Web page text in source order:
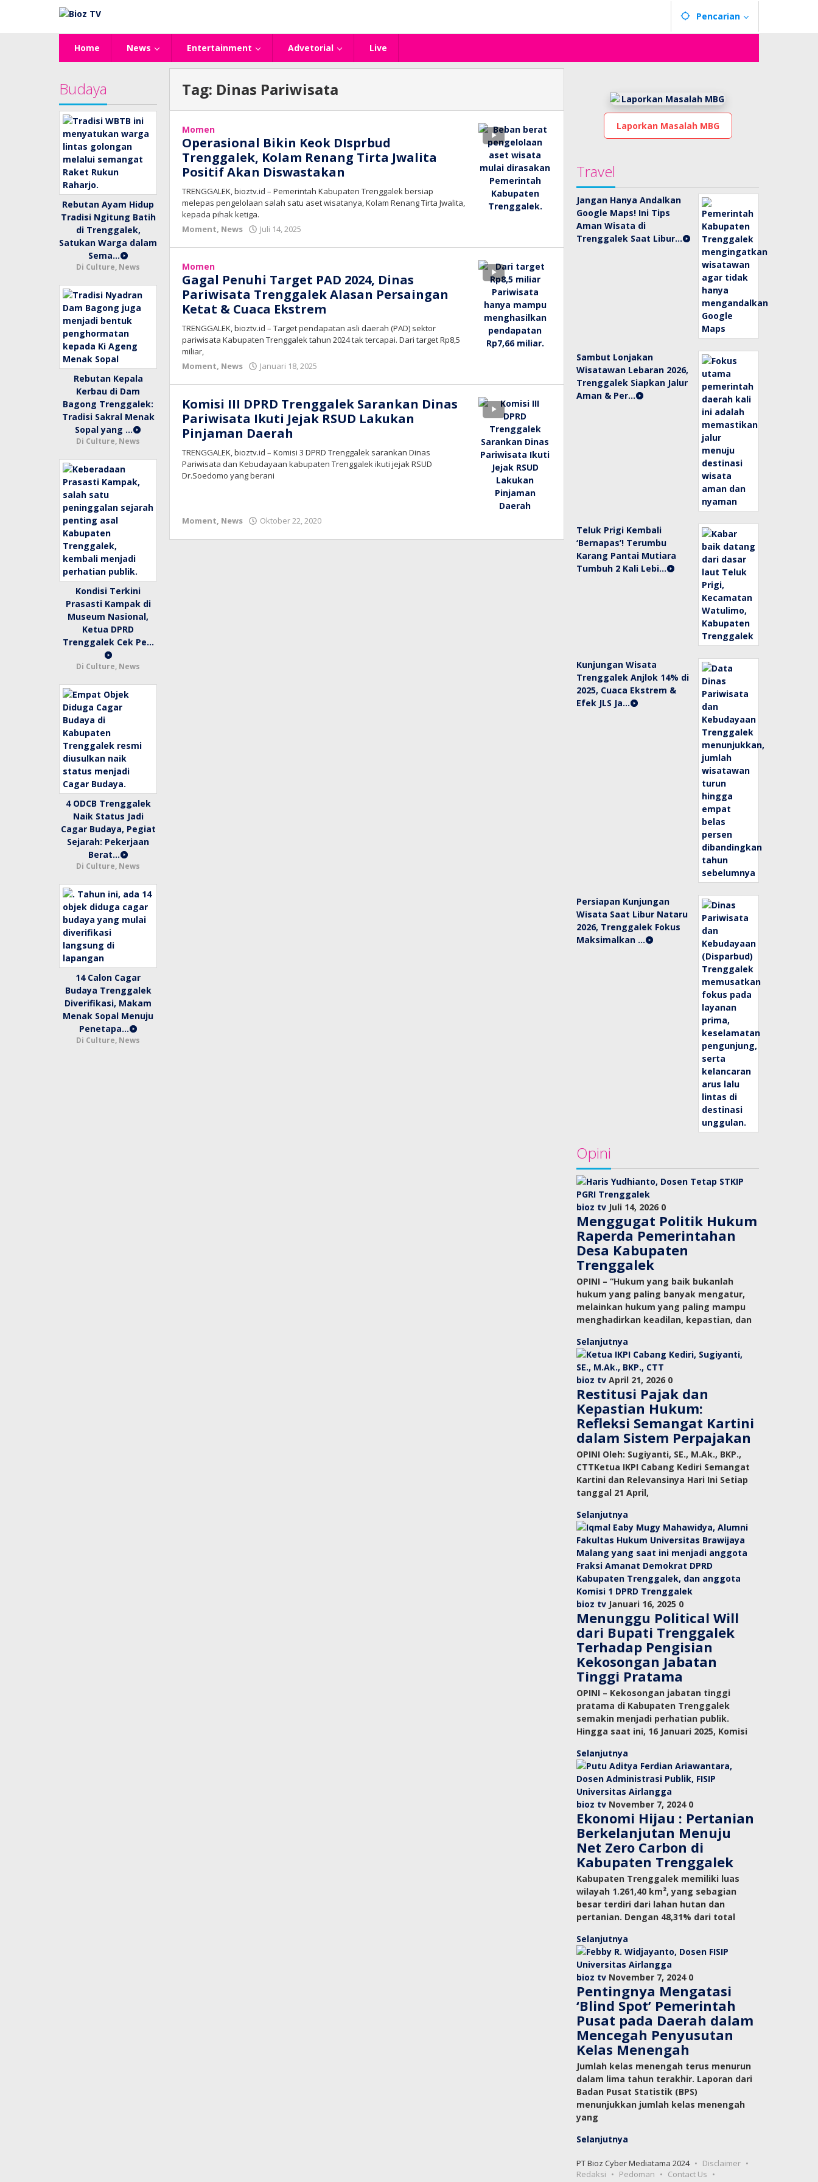
konten
Pencarian
Home News Entertainment Advetorial Live
Budaya
Rebutan Ayam Hidup
Tradisi Ngitung Batih
di Trenggalek,
Satukan Warga dalam
Sema…
Di Culture, News
Rebutan Kepala
Kerbau di Dam
Bagong Trenggalek:
Tradisi Sakral Menak
Sopal yang …
Di Culture, News
Kondisi Terkini
Prasasti Kampak di
Museum Nasional,
Ketua DPRD
Trenggalek Cek Pe…
Di Culture, News
4 ODCB Trenggalek
Naik Status Jadi
Cagar Budaya, Pegiat
Sejarah: Pekerjaan
Berat…
Di Culture, News
14 Calon Cagar
Budaya Trenggalek
Diverifikasi, Makam
Menak Sopal Menuju
Penetapa…
Di Culture, News
Tag: Dinas Pariwisata
Momen
Operasional Bikin Keok DIsprbud
Trenggalek, Kolam Renang Tirta Jwalita
Positif Akan Diswastakan
TRENGGALEK, bioztv.id – Pemerintah Kabupaten Trenggalek bersiap
melepas pengelolaan salah satu aset wisatanya, Kolam Renang Tirta Jwalita,
kepada pihak ketiga.
Moment, News Juli 14, 2025
tv
Momen
Gagal Penuhi Target PAD 2024, Dinas
Pariwisata Trenggalek Alasan Persaingan
Ketat & Cuaca Ekstrem
TRENGGALEK, bioztv.id – Target pendapatan asli daerah (PAD) sektor
pariwisata Kabupaten Trenggalek tahun 2024 tak tercapai. Dari target Rp8,5
miliar,
Moment, News Januari 18, 2025
tv
Komisi III DPRD Trenggalek Sarankan Dinas
Pariwisata Ikuti Jejak RSUD Lakukan
Pinjaman Daerah
TRENGGALEK, bioztv.id – Komisi 3 DPRD Trenggalek sarankan Dinas
Pariwisata dan Kebudayaan kabupaten Trenggalek ikuti jejak RSUD
Dr.Soedomo yang berani
Moment, News Oktober 22, 2020
tv
Laporkan Masalah MBG
Travel
Jangan Hanya Andalkan
Google Maps! Ini Tips
Aman Wisata di
Trenggalek Saat Libur…
Sambut Lonjakan
Wisatawan Lebaran 2026,
Trenggalek Siapkan Jalur
Aman & Per…
Teluk Prigi Kembali
‘Bernapas’! Terumbu
Karang Pantai Mutiara
Tumbuh 2 Kali Lebi…
Kunjungan Wisata
Trenggalek Anjlok 14% di
2025, Cuaca Ekstrem &
Efek JLS Ja…
Persiapan Kunjungan
Wisata Saat Libur Nataru
2026, Trenggalek Fokus
Maksimalkan …
Opini
bioz tv Juli 14, 2026 0
Menggugat Politik Hukum
Raperda Pemerintahan
Desa Kabupaten
Trenggalek
OPINI – “Hukum yang baik bukanlah
hukum yang paling banyak mengatur,
melainkan hukum yang paling mampu
menghadirkan keadilan, kepastian, dan
Selanjutnya
bioz tv April 21, 2026 0
Restitusi Pajak dan
Kepastian Hukum:
Refleksi Semangat Kartini
dalam Sistem Perpajakan
OPINI Oleh: Sugiyanti, SE., M.Ak., BKP.,
CTTKetua IKPI Cabang Kediri Semangat
Kartini dan Relevansinya Hari Ini Setiap
tanggal 21 April,
Selanjutnya
bioz tv Januari 16, 2025 0
Menunggu Political Will
dari Bupati Trenggalek
Terhadap Pengisian
Kekosongan Jabatan
Tinggi Pratama
OPINI – Kekosongan jabatan tinggi
pratama di Kabupaten Trenggalek
semakin menjadi perhatian publik.
Hingga saat ini, 16 Januari 2025, Komisi
Selanjutnya
bioz tv November 7, 2024 0
Ekonomi Hijau : Pertanian
Berkelanjutan Menuju
Net Zero Carbon di
Kabupaten Trenggalek
Kabupaten Trenggalek memiliki luas
wilayah 1.261,40 km², yang sebagian
besar terdiri dari lahan hutan dan
pertanian. Dengan 48,31% dari total
Selanjutnya
bioz tv November 7, 2024 0
Pentingnya Mengatasi
‘Blind Spot’ Pemerintah
Pusat pada Daerah dalam
Mencegah Penyusutan
Kelas Menengah
Jumlah kelas menengah terus menurun
dalam lima tahun terakhir. Laporan dari
Badan Pusat Statistik (BPS)
menunjukkan jumlah kelas menengah
yang
Selanjutnya
PT Bioz Cyber Mediatama 2024
Disclaimer
Redaksi
Pedoman
Contact Us